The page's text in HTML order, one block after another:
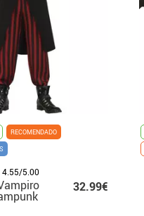
RECOMENDADO
4.55/5.00
32.99€